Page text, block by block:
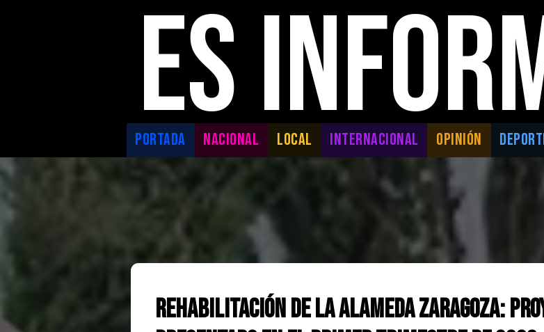
ES
PORTADA NACIONAL LOCAL INTERNACIONAL OPINIÓN
Rehabilitación de la Alameda Zaragoza: